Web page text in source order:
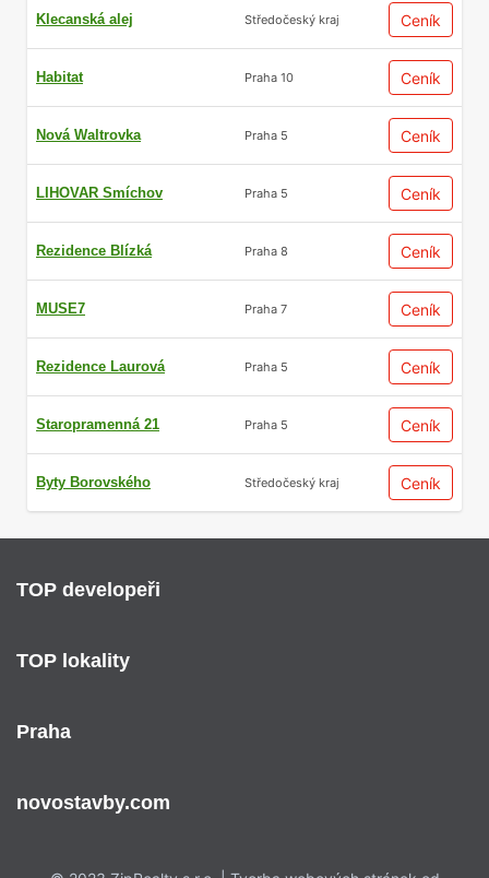
Klecanská alej Středočeský kraj Ceník
Habitat Praha 10 Ceník
Nová Waltrovka Praha 5 Ceník
LIHOVAR Smíchov Praha 5 Ceník
Rezidence Blízká Praha 8 Ceník
MUSE7 Praha 7 Ceník
Rezidence Laurová Praha 5 Ceník
Staropramenná 21 Praha 5 Ceník
Byty Borovského Středočeský kraj Ceník
TOP developeři
TOP lokality
Praha
novostavby.com